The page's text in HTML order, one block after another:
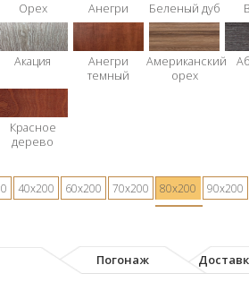
Орех Анегри Беленый дуб
Акация
Анегри
темный
Американский
орех
Красное
дерево
40х200 60х200 70х200 80х200 90х200
Погонаж